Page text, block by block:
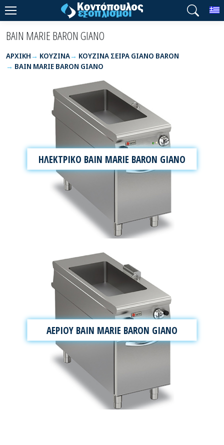
BAIN MARIE BARON GIANO
ΑΡΧΙΚΉ ΚΟΥΖΙΝΑ
ΚΟΥΖΙΝΑ ΣΕΙΡΑ GIANO BARON
BAIN MARIE BARON GIANO
ΗΛΕΚΤΡΙΚΟ BAIN MARIE BARON GIANO
ΑΕΡΙΟΥ BAIN MARIE BARON GIANO